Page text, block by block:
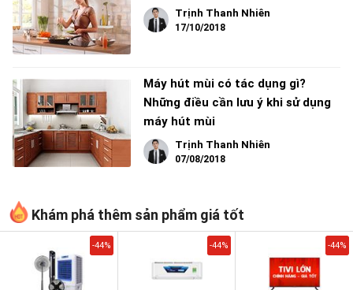
Trịnh Thanh Nhiên
17/10/2018
Máy hút mùi có tác dụng gì?
Những điều cần lưu ý khi sử dụng
máy hút mùi
Trịnh Thanh Nhiên
07/08/2018
Khám phá thêm sản phẩm giá tốt
-44% -44% -44%